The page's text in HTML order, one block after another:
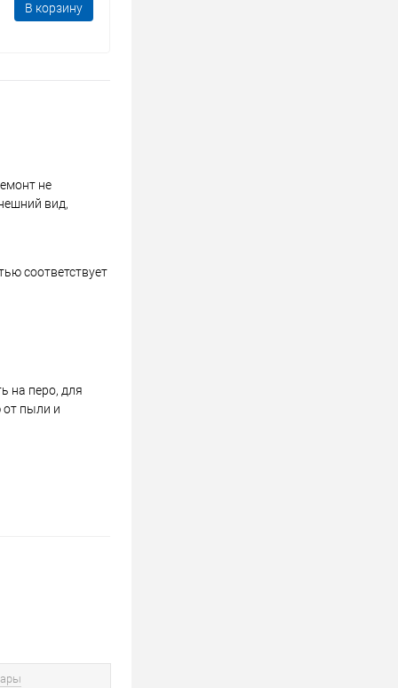
В корзину
не
вид,
соответствует
на перо, для
от пыли и